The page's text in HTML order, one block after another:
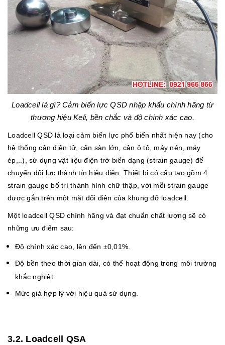
Loadcell là gì? Cảm biến lựcQSD nhập khẩu chính hãng từ
thương hiệu Keli, bền chắc và độ chính xác cao.
Loadcell QSD là loại cảm biến lực phổ biến nhất hiện nay (cho
hệ thống cân điện tử, cân sàn lớn, cân ô tô, máy nén, máy
ép,..), sử dụng vật liệu điện trở biến dạng (strain gauge) để
chuyển đổi lực thành tín hiệu điện. Thiết bị có cấu tạo gồm 4
strain gauge bố trí thành hình chữ thập, với mỗi strain gauge
được gắn trên một mặt đối diện của khung đỡ loadcell.
Một loadcell QSD chính hãng và đạt chuẩn chất lượng sẽ có
những ưu điểm sau:
Độ chính xác cao, lên đến ±0,01%.
Độ bền theo thời gian dài, có thể hoạt động trong môi trường
khắc nghiệt.
Mức giá hợp lý với hiệu quả sử dụng.
3.2. Loadcell QSA